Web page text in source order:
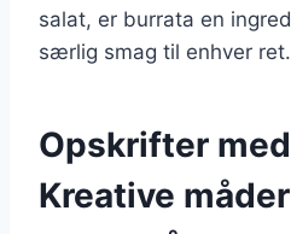
salat, er burrata en
særlig smag til enhver ret.
Opskrifter
Kreative